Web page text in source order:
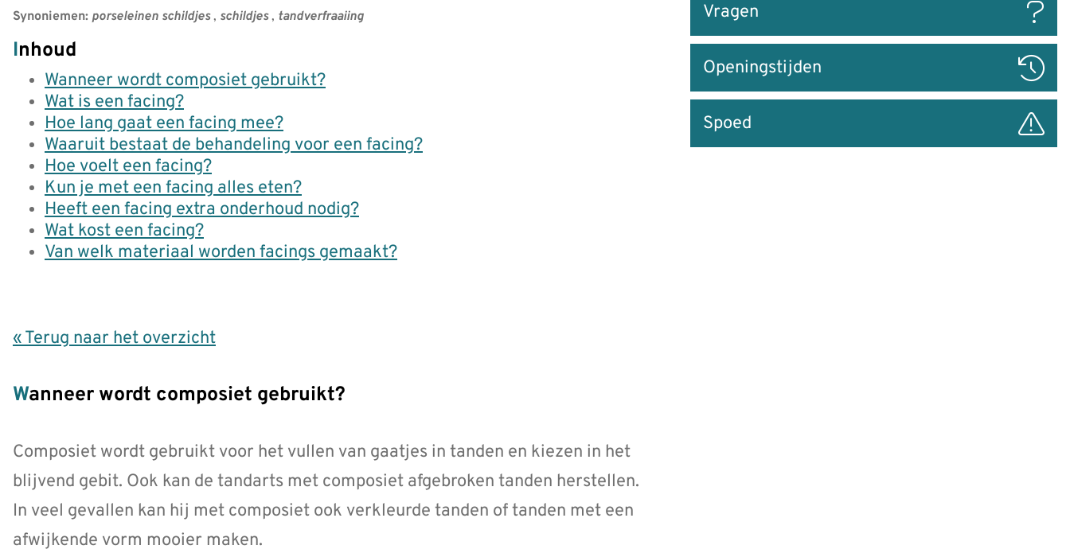
Synoniemen: porseleinen schildjes, schildjes, tandverfraaiing
Inhoud
Wanneer wordt composiet gebruikt?
Wat is een facing?
Hoe lang gaat een facing mee?
Waaruit bestaat de behandeling voor een facing?
Hoe voelt een facing?
Kun je met een facing alles eten?
Heeft een facing extra onderhoud nodig?
Wat kost een facing?
Van welk materiaal worden facings gemaakt?
« Terug naar het overzicht
Wanneer wordt composiet gebruikt?
Composiet wordt gebruikt voor het vullen van gaatjes in tanden en kiezen in het
blijvend gebit. Ook kan de tandarts met composiet afgebroken tanden herstellen.
In veel gevallen kan hij met composiet ook verkleurde tanden of tanden met een
afwijkende vorm mooier maken.
Vragen
Openingstijden
Spoed